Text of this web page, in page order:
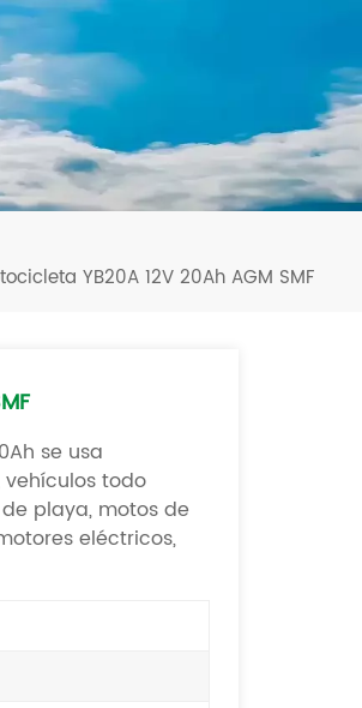
español
português
YB20A 12V 20Ah AGM SMF
se usa
todo
playa, motos de
eléctricos,